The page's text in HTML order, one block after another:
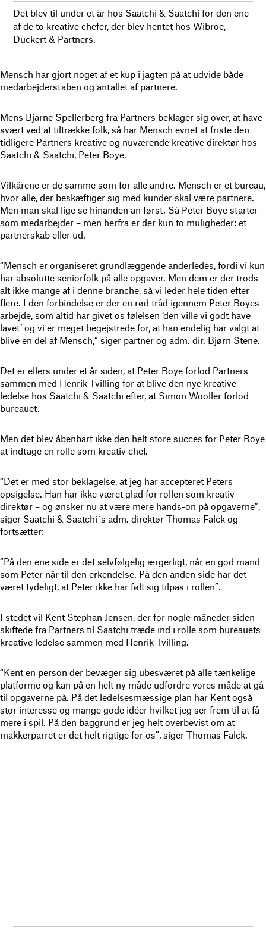
Det blev til under et år hos Saatchi & Saatchi for den ene
af de to kreative chefer, der blev hentet hos Wibroe,
Duckert & Partners.
Mensch har gjort noget af et kup i jagten på at udvide både
medarbejderstaben og antallet af partnere.
Mens Bjarne Spellerberg fra Partners beklager sig over, at have
svært ved at tiltrække folk, så har Mensch evnet at friste den
tidligere Partners kreative og nuværende kreative direktør hos
Saatchi & Saatchi, Peter Boye.
Vilkårene er de samme som for alle andre. Mensch er et bureau,
hvor alle, der beskæftiger sig med kunder skal være partnere.
Men man skal lige se hinanden an først. Så Peter Boye starter
som medarbejder – men herfra er der kun to muligheder: et
partnerskab eller ud.
“Mensch er organiseret grundlæggende anderledes, fordi vi kun
har absolutte seniorfolk på alle opgaver. Men dem er der trods
alt ikke mange af i denne branche, så vi leder hele tiden efter
flere. I den forbindelse er der en rød tråd igennem Peter Boyes
arbejde, som altid har givet os følelsen ‘den ville vi godt have
lavet’ og vi er meget begejstrede for, at han endelig har valgt at
blive en del af Mensch,” siger partner og adm. dir. Bjørn Stene.
Det er ellers under et år siden, at Peter Boye forlod Partners
sammen med Henrik Tvilling for at blive den nye kreative
ledelse hos Saatchi & Saatchi efter, at Simon Wooller forlod
bureauet.
Men det blev åbenbart ikke den helt store succes for Peter Boye
at indtage en rolle som kreativ chef.
“Det er med stor beklagelse, at jeg har accepteret Peters
opsigelse. Han har ikke været glad for rollen som kreativ
direktør – og ønsker nu at være mere hands-on på opgaverne”,
siger Saatchi & Saatchi´s adm. direktør Thomas Falck og
fortsætter:
“På den ene side er det selvfølgelig ærgerligt, når en god mand
som Peter når til den erkendelse. På den anden side har det
været tydeligt, at Peter ikke har følt sig tilpas i rollen”.
I stedet vil Kent Stephan Jensen, der for nogle måneder siden
skiftede fra Partners til Saatchi træde ind i rolle som bureauets
kreative ledelse sammen med Henrik Tvilling.
“Kent en person der bevæger sig ubesværet på alle tænkelige
platforme og kan på en helt ny måde udfordre vores måde at gå
til opgaverne på. På det ledelsesmæssige plan har Kent også
stor interesse og mange gode idéer hvilket jeg ser frem til at få
mere i spil. På den baggrund er jeg helt overbevist om at
makkerparret er det helt rigtige for os”, siger Thomas Falck.